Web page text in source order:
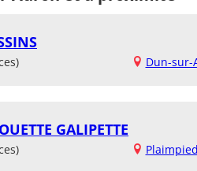
Dun-sur-
GALIPETTE